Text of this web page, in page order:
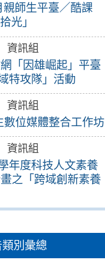
師生平臺／酷課
光」
資訊組
「因雄崛起」平臺
特攻隊」活動
資訊組
數位媒體整合工作坊
資訊組
年度科技人文素養
之「跨域創新素養
別彙總